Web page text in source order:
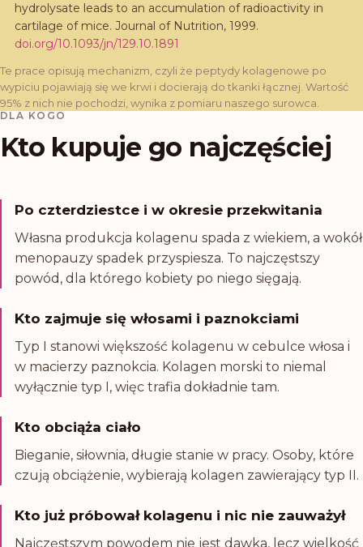
hydrolysate leads to an accumulation of radioactivity in
cartilage of mice. Journal of Nutrition, 1999.
doi.org/10.1093/jn/129.10.1891
Te prace opisują mechanizm, czyli że peptydy kolagenowe po
wypiciu pojawiają się we krwi i docierają do tkanki łącznej. Wartość
95% z nich nie pochodzi, wynika z pomiaru naszego surowca.
DLA KOGO
Kto kupuje go najczęściej
Po czterdziestce i w okresie przekwitania
Własna produkcja kolagenu spada z wiekiem, a wokół
menopauzy spadek przyspiesza. To najczęstszy
powód, dla którego kobiety po niego sięgają.
Kto zajmuje się włosami i paznokciami
Typ I stanowi większość kolagenu w cebulce włosa i
w macierzy paznokcia. Kolagen morski to niemal
wyłącznie typ I, więc trafia dokładnie tam.
Kto obciąża ciało
Bieganie, siłownia, długie stanie w pracy. Osoby, które
czują obciążenie, wybierają kolagen zawierający typ II.
Kto już próbował kolagenu i nic nie zauważył
Najczęstszym powodem nie jest dawka, lecz wielkość